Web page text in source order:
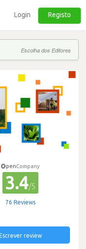
Login Registo
Escolha dos Editores
penCompany
3.4/5
76 Reviews
review